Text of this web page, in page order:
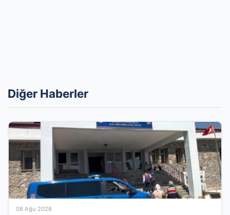
Diğer Haberler
08 Ağu 2026